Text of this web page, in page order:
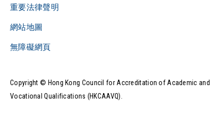
重要法律聲明
網站地圖
無障礙網頁
Copyright © Hong Kong Council for Accreditation of Academic and
Vocational Qualifications (HKCAAVQ).